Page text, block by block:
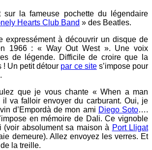
la fameuse pochette du légendaire
Hearts Club Band » des Beatles.
expressément à découvrir un disque de
1966 : « Way Out West ». Une voix
de légende. Difficile de croire que la
! Un petit détour par ce sites’impose pour
que je vous chante « When a man
il va falloir envoyer du carburant. Oui, je
d’Empordà de mon ami Diego Soto….
en mémoire de Dali. Ce vignoble
(voir absolument sa maison à Port Lligat
demeure). Allez envoyez les verres. Et
la treille.